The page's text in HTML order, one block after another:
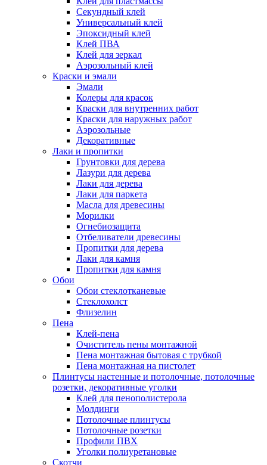
Секундный клей
Универсальный клей
Эпоксидный клей
Клей ПВА
Клей для зеркал
Аэрозольный клей
Краски и эмали
Эмали
Колеры для красок
Краски для внутренних работ
Краски для наружных работ
Аэрозольные
Декоративные
Лаки и пропитки
Грунтовки для дерева
Лазури для дерева
Лаки для дерева
Лаки для паркета
Масла для древесины
Морилки
Огнебиозащита
Отбеливатели древесины
Пропитки для дерева
Лаки для камня
Пропитки для камня
Обои
Обои стеклотканевые
Стеклохолст
Флизелин
Пена
Клей-пена
Очиститель пены монтажной
Пена монтажная бытовая с трубкой
Пена монтажная на пистолет
Плинтусы настенные и потолочные, потолочные
розетки, декоративные уголки
Клей для пенополистерола
Молдинги
Потолочные плинтусы
Потолочные розетки
Профили ПВХ
Уголки полиуретановые
Скотчи